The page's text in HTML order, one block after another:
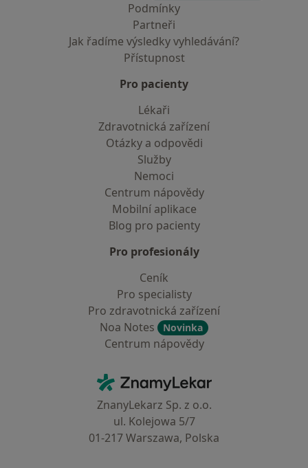
Podmínky
Partneři
Jak řadíme výsledky vyhledávání?
Přístupnost
Pro pacienty
Lékaři
Zdravotnická zařízení
Otázky a odpovědi
Služby
Nemoci
Centrum nápovědy
Mobilní aplikace
Blog pro pacienty
Pro profesionály
Ceník
Pro specialisty
Pro zdravotnická zařízení
Noa Notes
Novinka
Centrum nápovědy
ZnamyLekar - Hlavní stránka
ZnanyLekarz Sp. z o.o.
ul. Kolejowa 5/7
01-217 Warszawa, Polska